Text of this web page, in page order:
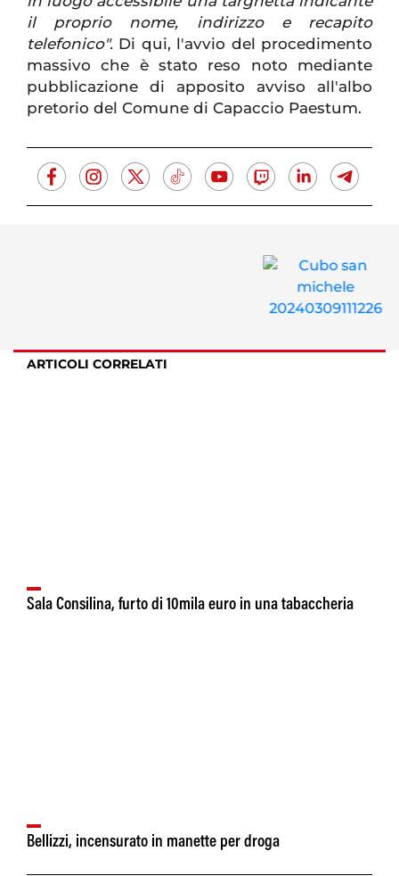
il proprio nome, indirizzo e recapito
telefonico". Di qui, l'avvio del procedimento
massivo che è stato reso noto mediante
pubblicazione di apposito avviso all'albo
pretorio del Comune di Capaccio Paestum.
ARTICOLI CORRELATI
Sala Consilina, furto di 10mila euro in una tabaccheria
Bellizzi, incensurato in manette per droga